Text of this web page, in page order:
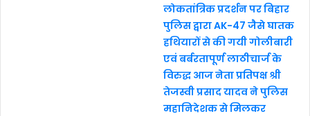
लोकतांत्रिक प्रदर्शन पर बिहार
पुलिस द्वारा AK-47 जैसे घातक
हथियारों से की गयी गोलीबारी
एवं बर्बरतापूर्ण लाठीचार्ज के
विरुद्ध आज नेता प्रतिपक्ष श्री
तेजस्वी प्रसाद यादव ने पुलिस
महानिदेशक से मिलकर